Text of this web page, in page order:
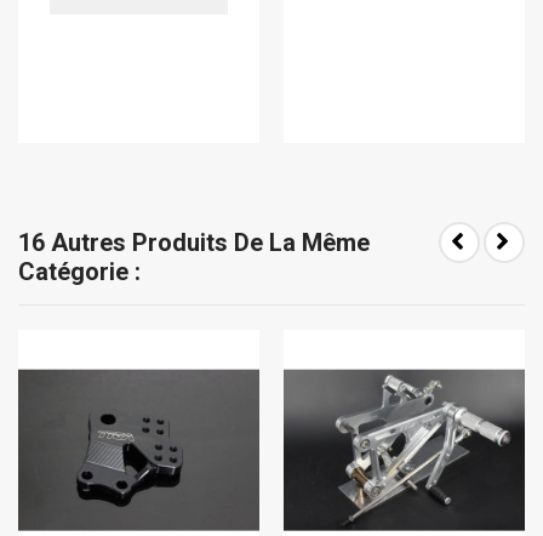
16 Autres Produits De La Même
Catégorie :